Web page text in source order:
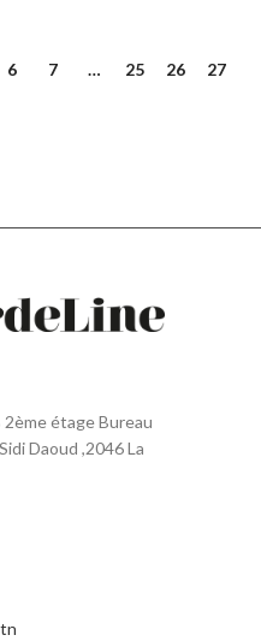
6 7 … 25 26
27
étage Bureau
Daoud ,2046 La